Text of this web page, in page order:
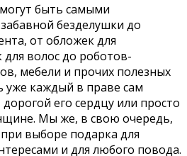
быть самыми
безделушки до
от обложек для
волос до роботов-
мебели и прочих полезных
уже каждый в праве сам
его сердцу или просто
Мы же, в свою очередь,
выборе подарка для
и для любого повода.